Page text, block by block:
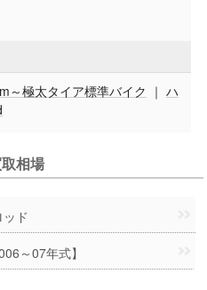
～極太タイア標準バイク ｜ ハ
相場
ド
～07年式】